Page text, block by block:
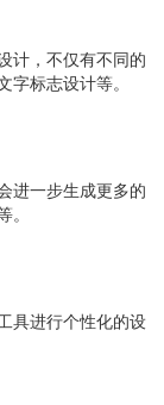
计，不仅有不同的
标志设计等。
进一步生成更多的
。
具进行个性化的设